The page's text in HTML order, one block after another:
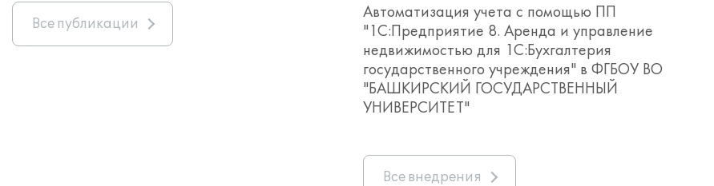
Все публикации
Автоматизация учета с помощью ПП
"1С:Предприятие 8. Аренда и управление
недвижимостью для 1С:Бухгалтерия
государственного учреждения" в ФГБОУ ВО
"БАШКИРСКИЙ ГОСУДАРСТВЕННЫЙ
УНИВЕРСИТЕТ"
Все внедрения